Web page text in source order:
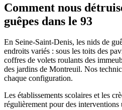
Comment nous
guêpes dans le 93
En Seine-Saint-Denis, les nids de
endroits variés : sous les toits des
coffres de volets roulants des
des jardins de Montreuil. Nos
chaque configuration.
Les établissements scolaires et les
régulièrement pour des